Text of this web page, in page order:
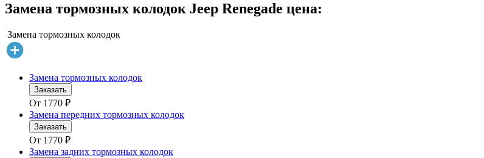
Замена тормозных колодок Jeep Renegade цена:
Замена тормозных колодок
Замена тормозных колодок
Заказать
От 1770 ₽
Замена передних тормозных колодок
Заказать
От 1770 ₽
Замена задних тормозных колодок